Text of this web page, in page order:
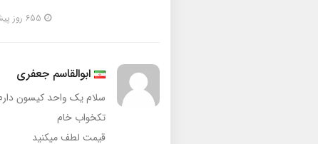
ابوالقاسم جعفری
سلام یک واحد کیسون
تکخواب خام
قیمت لطف میکنید